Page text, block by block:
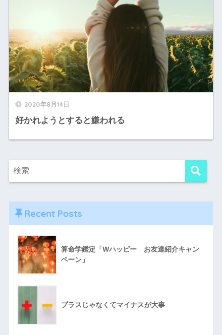
2020年8月14日
好かれようとすると嫌われる
Recent Posts
算命学鑑定「Wハッピー お友達紹介キャン
ペーン」
プラスじゃなくてマイナスが大事